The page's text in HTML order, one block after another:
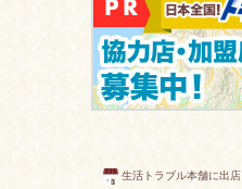
生活トラブル本舗に出店